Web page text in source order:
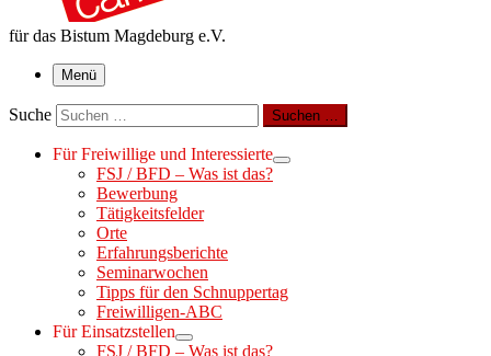
für das Bistum Magdeburg e.V.
Menü
Suche Suchen …
Für Freiwillige und Interessierte
FSJ / BFD – Was ist das?
Bewerbung
Tätigkeitsfelder
Orte
Erfahrungsberichte
Seminarwochen
Tipps für den Schnuppertag
Freiwilligen-ABC
Für Einsatzstellen
FSJ / BFD – Was ist das?